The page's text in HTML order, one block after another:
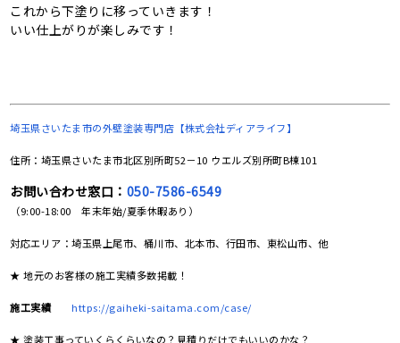
これから下塗りに移っていきます！
いい仕上がりが楽しみです！
埼玉県さいたま市の外壁塗装専門店【株式会社ディアライフ】
住所：埼玉県さいたま市北区別所町52－10 ウエルズ別所町B棟101
お問い合わせ窓口： 050-7586-6549
（9:00-18:00 年末年始/夏季休暇あり）
対応エリア：埼玉県上尾市、桶川市、北本市、行田市、東松山市、他
★ 地元のお客様の施工実績多数掲載！
施工実績 https://gaiheki-saitama.com/case/
★ 塗装工事っていくらくらいなの？見積りだけでもいいのかな？